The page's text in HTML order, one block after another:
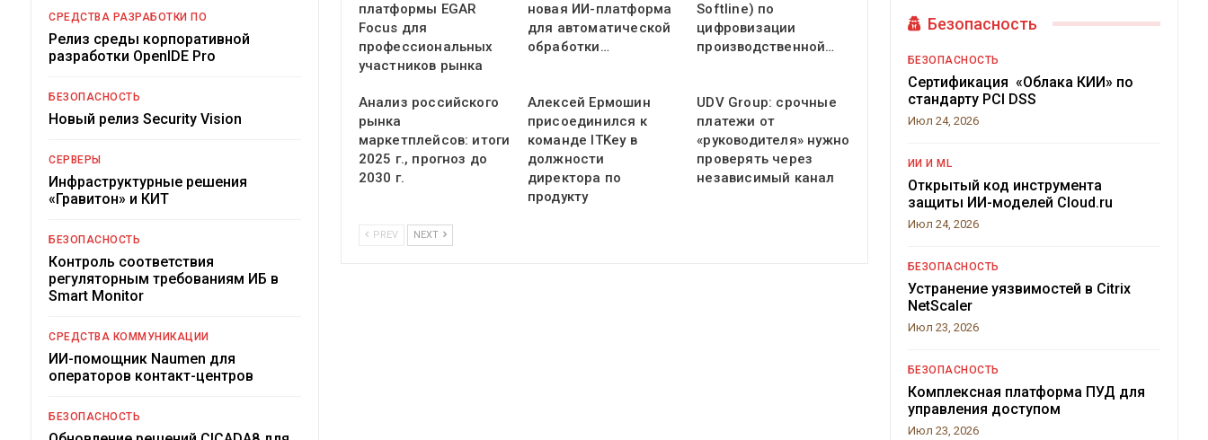
платформы EGAR
Focus для
профессиональных
участников рынка
новая ИИ-платформа
для автоматической
обработки…
Softline) по
цифровизации
производственной…
Анализ российского
рынка
маркетплейсов: итоги
2025 г., прогноз до
2030 г.
Алексей Ермошин
присоединился к
команде ITKey в
должности
директора по
продукту
UDV Group: срочные
платежи от
«руководителя» нужно
проверять через
независимый канал
PREV NEXT
СРЕДСТВА РАЗРАБОТКИ ПО
Релиз среды корпоративной
разработки OpenIDE Pro
БЕЗОПАСНОСТЬ
Новый релиз Security Vision
СЕРВЕРЫ
Инфраструктурные решения
«Гравитон» и КИТ
БЕЗОПАСНОСТЬ
Контроль соответствия
регуляторным требованиям ИБ в
Smart Monitor
СРЕДСТВА КОММУНИКАЦИИ
ИИ-помощник Naumen для
операторов контакт-центров
БЕЗОПАСНОСТЬ
Безопасность
БЕЗОПАСНОСТЬ
Сертификация «Облака КИИ» по
стандарту PCI DSS
Июл 24, 2026
ИИ И ML
Открытый код инструмента
защиты ИИ-моделей Cloud.ru
Июл 24, 2026
БЕЗОПАСНОСТЬ
Устранение уязвимостей в Citrix
NetScaler
Июл 23, 2026
БЕЗОПАСНОСТЬ
Комплексная платформа ПУД для
управления доступом
Июл 23, 2026